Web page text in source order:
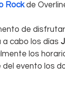
Rock de
de
a cabo los días
los
evento los